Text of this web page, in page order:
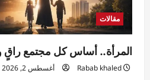
مقالات
المرأة.. أساس كل مجتمع راقٍ
Rabab khaled أغسطس 2, 2026